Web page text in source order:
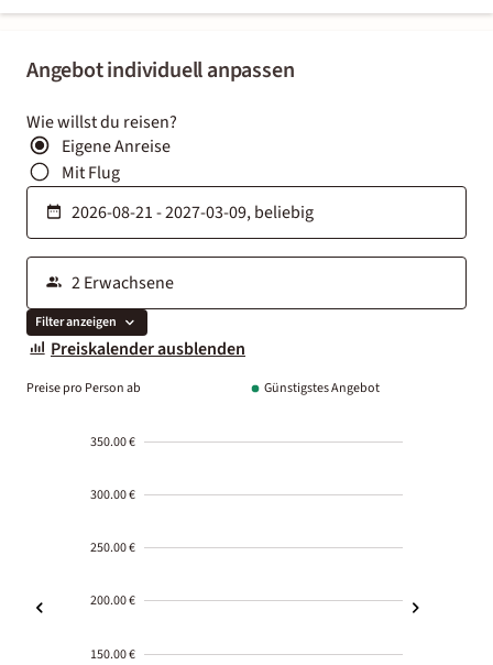
Angebot individuell anpassen
Wie willst du reisen?
Eigene Anreise
Mit Flug
Filter anzeigen
Preiskalender ausblenden
Preise pro Person ab Günstigstes Angebot
350.00 €
300.00 €
250.00 €
200.00 €
150.00 €